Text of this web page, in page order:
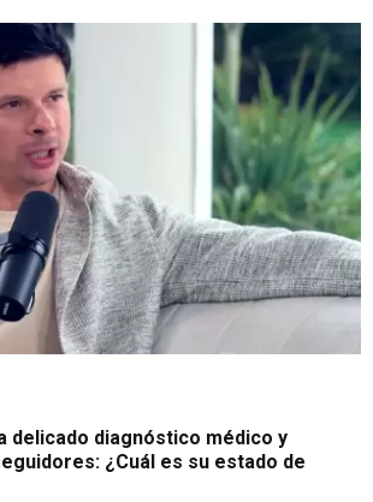
delicado diagnóstico médico y
¿Cuál es su estado de